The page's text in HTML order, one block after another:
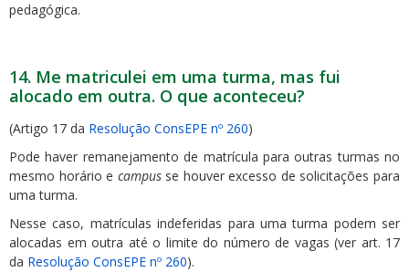
pedagógica.
14. Me matriculei em uma turma, mas fui
alocado em outra. O que aconteceu?
(Artigo 17 da Resolução ConsEPE nº 260)
Pode haver remanejamento de matrícula para outras turmas no
mesmo horário e campusse houver excesso de solicitações para
uma turma.
Nesse caso, matrículas indeferidas para uma turma podem ser
alocadas em outra até o limite do número de vagas (ver art. 17
da Resolução ConsEPE nº 260).